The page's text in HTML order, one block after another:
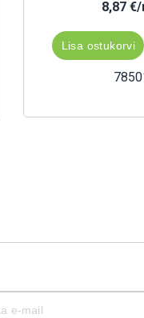
8,87
Lisa ostukorvi